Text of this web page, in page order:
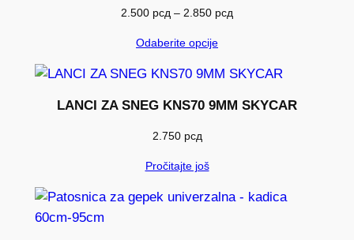
2.500 рсд – 2.850 рсд
do
2.850 рсд
Odaberite opcije
LANCI ZA SNEG KNS70 9MM SKYCAR
2.750 рсд
Pročitajte još